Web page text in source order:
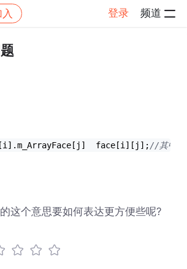
登录 频道
face[i][j];//其中j,j
这个意思要如何表达更方便些呢?